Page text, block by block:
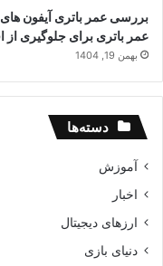
عمر باتری برای جلوگیری
بهمن 19, 1404
دسته‌ها
آموزش
اخبار
ارزهای دیجیتال
دنیای بازی